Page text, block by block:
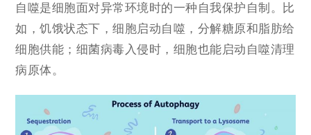
自噬是细胞面对异常环境时的一种自我保护自制。比
如，饥饿状态下，细胞启动自噬，分解糖原和脂肪给
细胞供能；细菌病毒入侵时，细胞也能启动自噬清理
病原体。